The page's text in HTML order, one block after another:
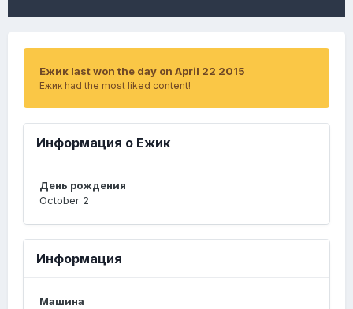
Ежик last won the day on April 22 2015
Ежик had the most liked content!
Информация о Ежик
День рождения
October 2
Информация
Машина